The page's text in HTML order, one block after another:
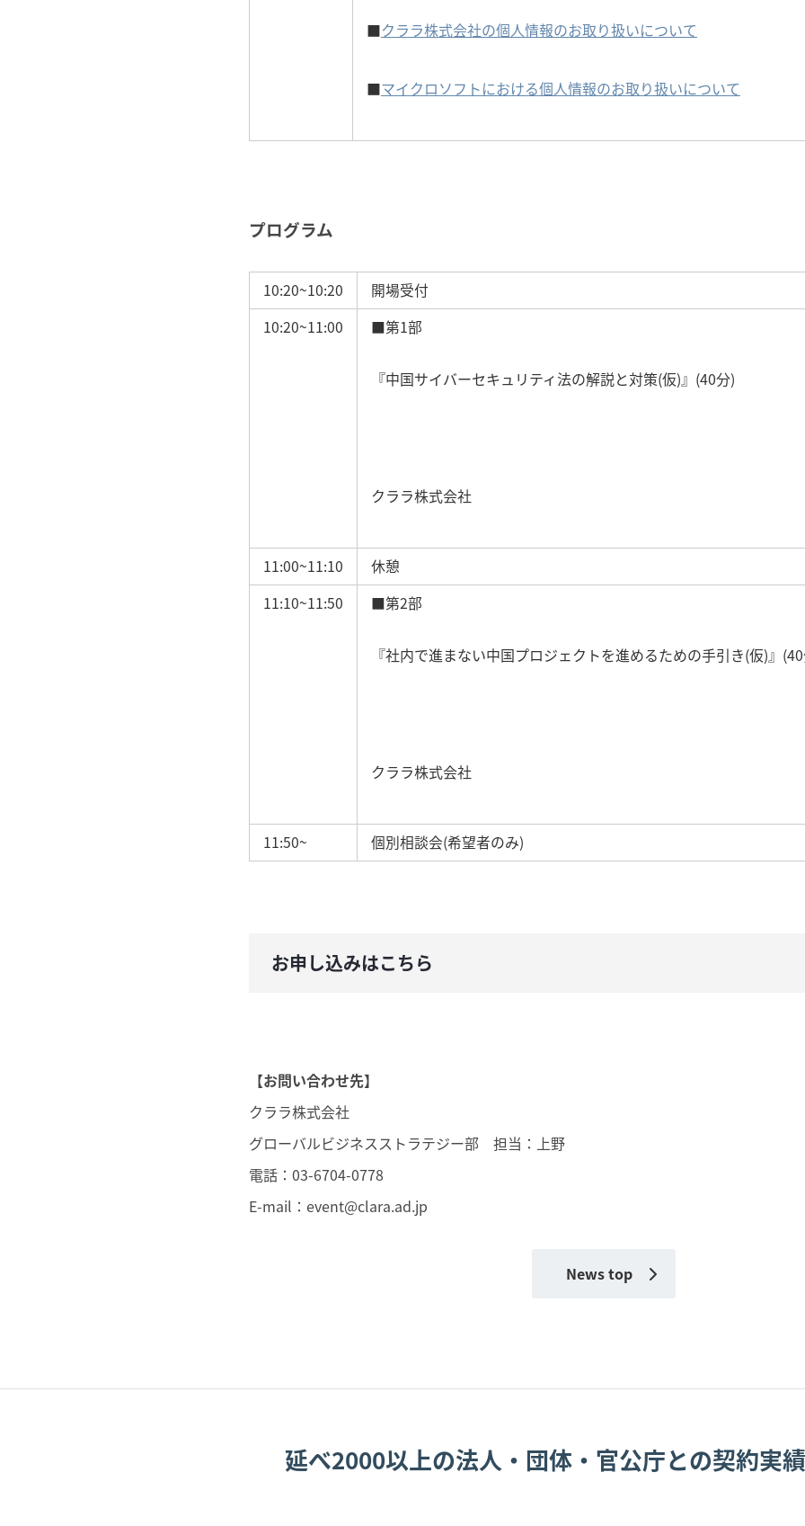
■クララ株式会社の個人情報のお取り扱いについて
■マイクロソフトにおける個人情報のお取り扱いについて
プログラム
10:20~10:20
開場受付
10:20~11:00
■第1部
『中国サイバーセキュリティ法の解説と対策(仮)』(40分)
クララ株式会社
11:00~11:10
休憩
11:10~11:50
■第2部
『社内で進まない中国プロジェクトを進めるための手引き(仮)』
クララ株式会社
11:50~ 個別相談会(希望者のみ)
お申し込みはこちら
【お問い合わせ先】
クララ株式会社
グローバルビジネスストラテジー部 担当：上野
電話：03-6704-0778
E-mail： event@clara.ad.jp
News top
延べ2000以上の法人・団体・官公庁との契約実